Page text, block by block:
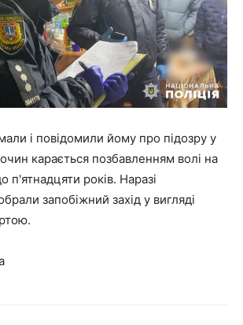
і повідомили йому про підозру у
карається позбавленням волі на
п'ятнадцяти років. Наразі
запобіжний захід у вигляді